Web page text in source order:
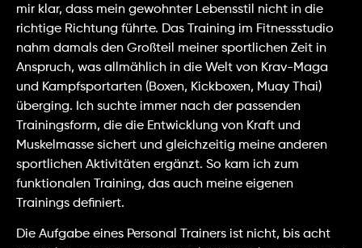
mir klar, dass mein gewohnter Lebensstil nicht in die
richtige Richtung führte. Das Training im Fitnessstudio
nahm damals den Großteil meiner sportlichen Zeit in
Anspruch, was allmählich in die Welt von Krav-Maga
und Kampfsportarten (Boxen, Kickboxen, Muay Thai)
überging. Ich suchte immer nach der passenden
Trainingsform, die die Entwicklung von Kraft und
Muskelmasse sichert und gleichzeitig meine anderen
sportlichen Aktivitäten ergänzt. So kam ich zum
funktionalen Training, das auch meine eigenen
Trainings definiert.
Die Aufgabe eines Personal Trainers ist nicht, bis acht